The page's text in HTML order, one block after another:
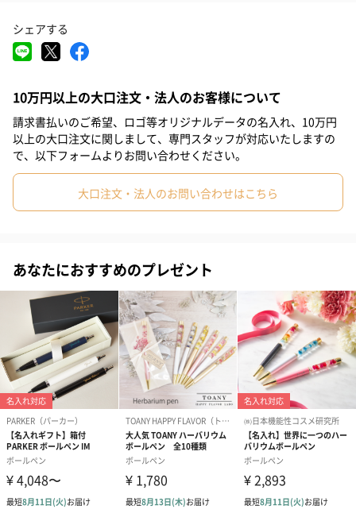
バランスを誇ります。
クラシック・シリーズ
華美な装飾を取り払い本来の機能のみに焦点を絞り、よりシンプ
ルにして価格を抑えたモデル。
特徴
ノック式。本体には、ボールペン替芯黒Mが標準装備。
#義父 #部下女性
#姉 #妹
#同僚女性 #上司男性 #上司女性 #祖父 #祖母
#父親 #妻 #夫 #女性 #男性 #男友達 #女友達
#彼氏 #10代 #20代前半 #20代後半
#60代 #70代 #80代 #90代
シェアする
10万円以上の大口注文・法人のお客様について
請求書払いのご希望、ロゴ等オリジナルデータの名入れ、10万円
以上の大口注文に関しまして、専門スタッフが対応いたしますの
で、以下フォームよりお問い合わせください。
大口注文・法人のお問い合わせはこちら
あなたにおすすめのプレゼント